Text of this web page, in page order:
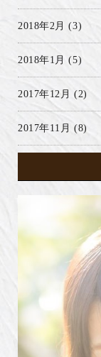
2018年2月 (3)
2018年1月 (5)
2017年12月 (2)
2017年11月 (8)